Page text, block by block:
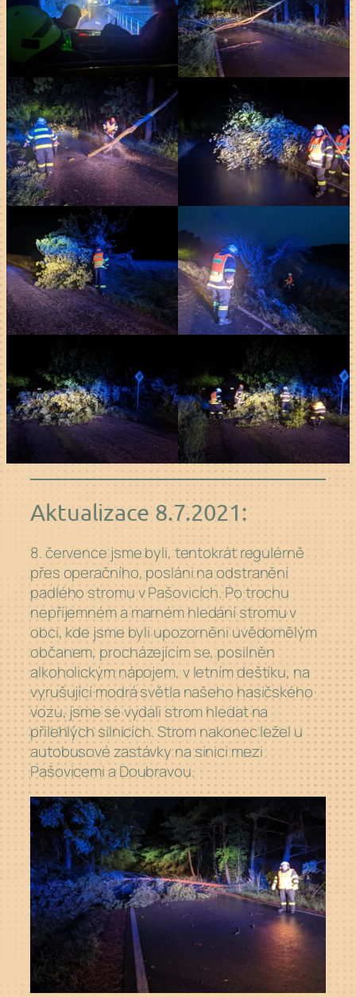
Aktualizace 8.7.2021:
8. července jsme byli, tentokrát regulérně
přes operačního, posláni na odstranění
padlého stromu v Pašovicích. Po trochu
nepříjemném a marném hledání stromu v
obci, kde jsme byli upozorněni uvědomělým
občanem, procházejícím se, posilněn
alkoholickým nápojem, v letním deštíku, na
vyrušující modrá světla našeho hasičského
vozu, jsme se vydali strom hledat na
přilehlých silnicích. Strom nakonec ležel u
autobusové zastávky na sinici mezi
Pašovicemi a Doubravou.